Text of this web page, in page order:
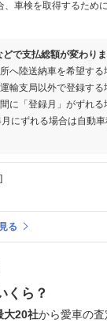
車検を取得するため
どで支払総額が変わり
へ陸送納車を希望する
輸支局以外で登録する
に「登録月」がずれる
月にずれる場合は自動
る
くら？
大20社から愛車の